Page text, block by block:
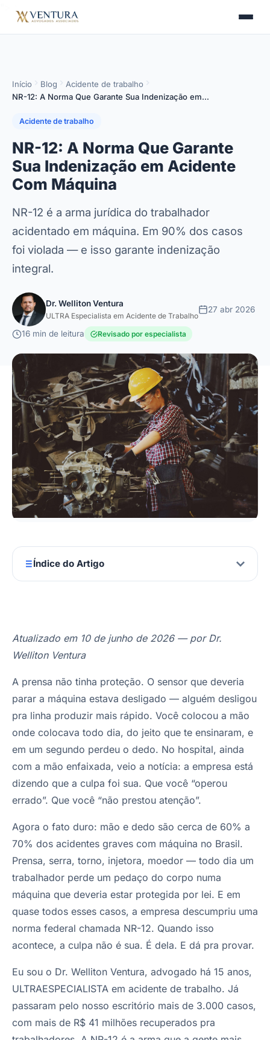
Início Blog
Acidente de trabalho
NR-12: A Norma Que Garante Sua Indenização em…
Acidente de trabalho
NR-12: A Norma Que Garante
Sua Indenização em Acidente
Com Máquina
NR-12 é a arma jurídica do trabalhador
acidentado em máquina. Em 90% dos casos
foi violada — e isso garante indenização
integral.
Dr. Welliton Ventura
ULTRA Especialista em Acidente de Trabalho
27 abr 2026
16 min de leitura Revisado por especialista
Índice do Artigo
Atualizado em 10 de junho de 2026 — por Dr.
Welliton Ventura
A prensa não tinha proteção. O sensor que deveria
parar a máquina estava desligado — alguém desligou
pra linha produzir mais rápido. Você colocou a mão
onde colocava todo dia, do jeito que te ensinaram, e
em um segundo perdeu o dedo. No hospital, ainda
com a mão enfaixada, veio a notícia: a empresa está
dizendo que a culpa foi sua. Que você “operou
errado”. Que você “não prestou atenção”.
Agora o fato duro: mão e dedo são cerca de 60% a
70% dos acidentes graves com máquina no Brasil.
Prensa, serra, torno, injetora, moedor — todo dia um
trabalhador perde um pedaço do corpo numa
máquina que deveria estar protegida por lei. E em
quase todos esses casos, a empresa descumpriu uma
norma federal chamada NR-12. Quando isso
acontece, a culpa não é sua. É dela. E dá pra provar.
Eu sou o Dr. Welliton Ventura, advogado há 15 anos,
ULTRAESPECIALISTA em acidente de trabalho. Já
passaram pelo nosso escritório mais de 3.000 casos,
com mais de R$ 41 milhões recuperados pra